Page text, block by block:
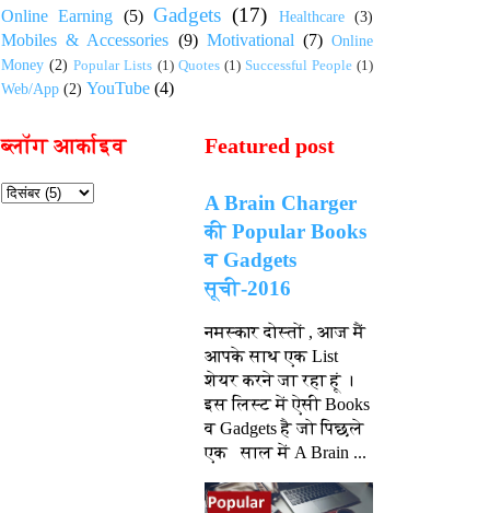
Online Earning (5) Gadgets (17) Healthcare (3)
Mobiles & Accessories (9) Motivational (7) Online
Money (2) Popular Lists (1) Quotes (1) Successful People (1)
Web/App (2) YouTube (4)
ब्लॉग आर्काइव Featured post
A Brain Charger
की Popular Books
व Gadgets
सूची-2016
नमस्कार दोस्तों , आज मैं
आपके साथ एक List
शेयर करने जा रहा हूं ।
इस लिस्ट में ऐसी Books
व Gadgets है जो पिछले
एक साल में A Brain ...